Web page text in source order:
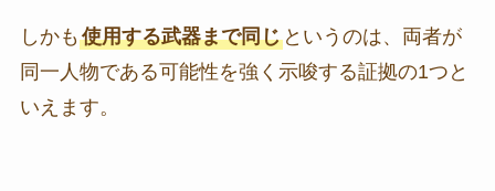
しかも 使用する武器まで同じというのは、両者が
同一人物である可能性を強く示唆する証拠の1つと
いえます。